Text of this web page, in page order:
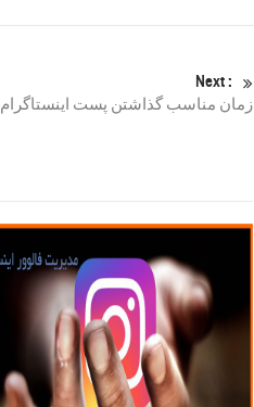
Next :
زمان مناسب گذاشتن پست اینستاگرام